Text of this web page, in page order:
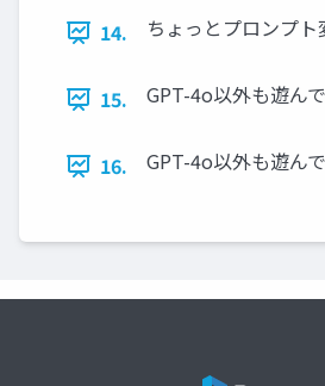
14. ちょっとプロンプ
15. GPT-4o以外も遊ん
16. GPT-4o以外も遊ん